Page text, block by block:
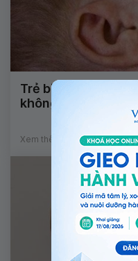
Trẻ bị sốt xuất
không?
Xem thêm